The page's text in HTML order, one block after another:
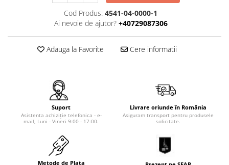
Ulei hidraulic
Ulei pentru compresor
Automatizarea productiei
Rezervor mobil motorina
Sudare manuala
Tip GU / GU-E - compacte
Tip SGU - pentru span
Tip MGU - Minicontainer
Tip SMGU - mini pentru span
Tip DUO / TRIO
Tip NK - mecanism foarfeca
Prelungitoare furci stivuitor
Tip BSK - pentru deșeuri
Traverse pentru BSK
Cod Produs: 4541-04-0000-1
Ai nevoie de ajutor? +40729087306
Adauga la Favorite Cere informatii
Suport
Asistenta achiziție telefonica - e-
mail, Luni - Vineri 9:00 - 17:00.
Livrare oriunde în România
Asiguram transport pentru produsele
solicitate.
Metode de Plata